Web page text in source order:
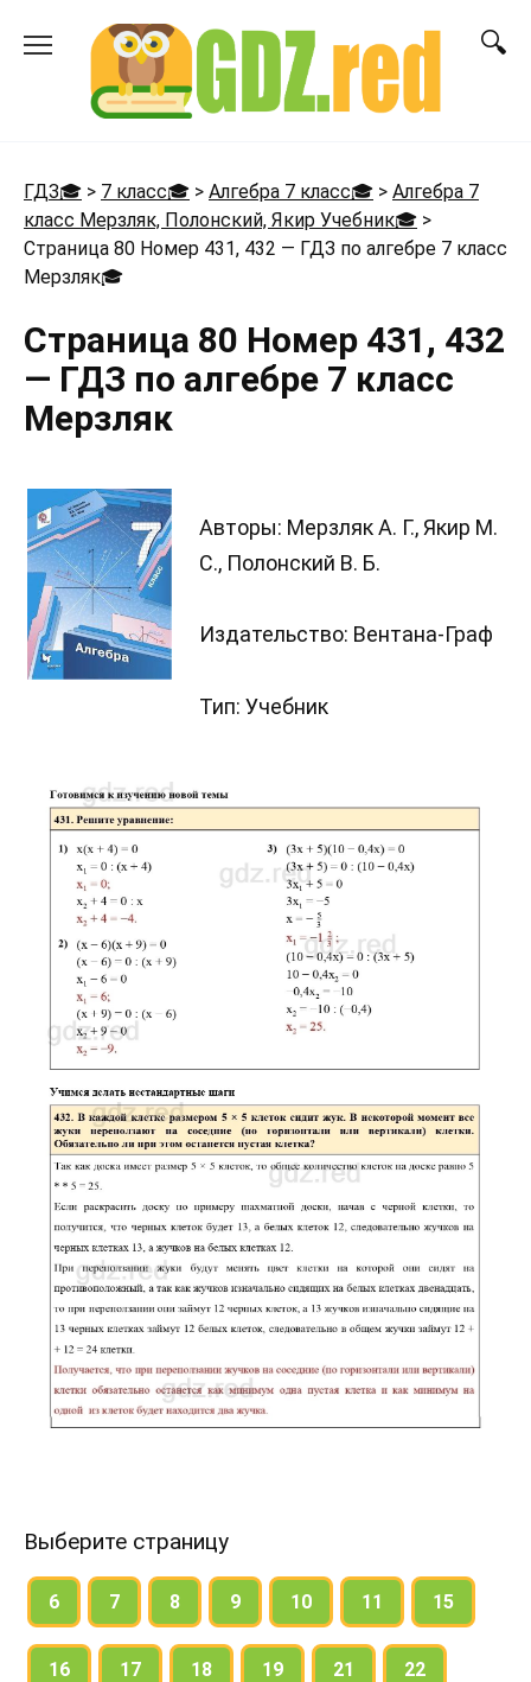
ГДЗ🎓 > 7 класс🎓 > Алгебра 7 класс🎓 > Алгебра 7
класс Мерзляк, Полонский, Якир Учебник🎓 >
Страница 80 Номер 431, 432 — ГДЗ по алгебре 7 класс
Мерзляк🎓
Страница 80 Номер 431, 432
— ГДЗ по алгебре 7 класс
Мерзляк
Авторы: Мерзляк А. Г., Якир М.
С., Полонский В. Б.
Издательство: Вентана-Граф
Тип: Учебник
Выберите страницу
6 7 8 9 10 11 15
16 17 18 19 21 22